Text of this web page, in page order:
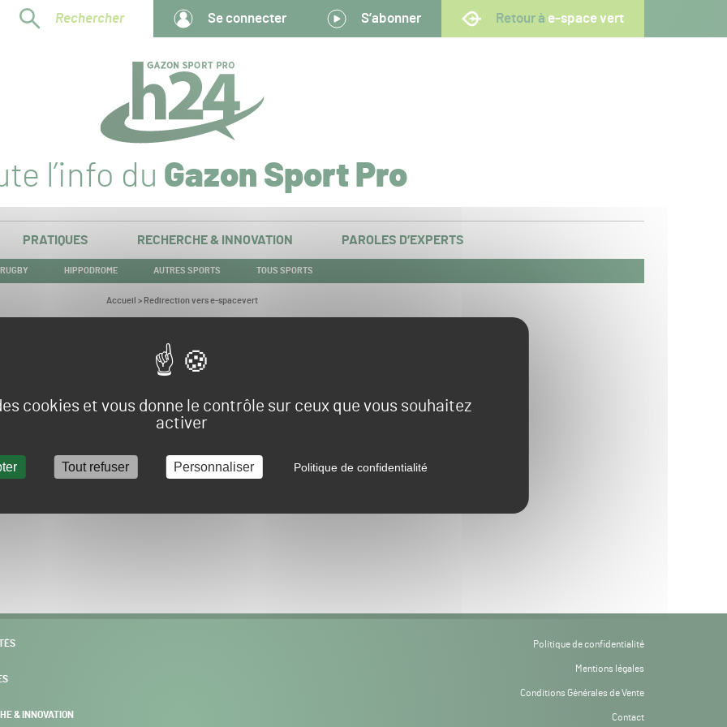
cookies et vous donne le contrôle sur ceux que vous souhaitez
activer
Tout refuser Personnaliser Politique de confidentialité
Rechercher Se connecter S’abonner Retour à e-space vert
l’info du Gazon Sport Pro
PRATIQUES RECHERCHE & INNOVATION PAROLES D’EXPERTS
RUGBY HIPPODROME AUTRES SPORTS TOUS SPORTS
Vous
Accueil > Redirection vers e-spacevert
Redirection vers e-spacevert
POURSUIVRE VERS E-SPACEVERT BY SALONVERT
& INNOVATION
Politique de confidentialité
Mentions légales
Conditions Générales de Vente
Contact